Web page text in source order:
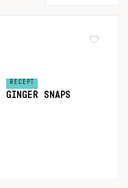
RECEPT
GINGER SNAPS